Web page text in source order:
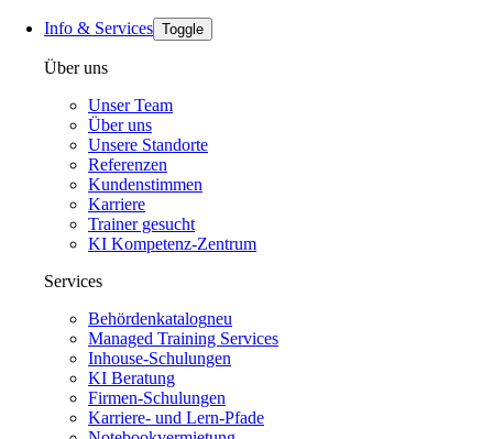
Info & Services Toggle
Über uns
Unser Team
Über uns
Unsere Standorte
Referenzen
Kundenstimmen
Karriere
Trainer gesucht
KI Kompetenz-Zentrum
Services
Behördenkatalogneu
Managed Training Services
Inhouse-Schulungen
KI Beratung
Firmen-Schulungen
Karriere- und Lern-Pfade